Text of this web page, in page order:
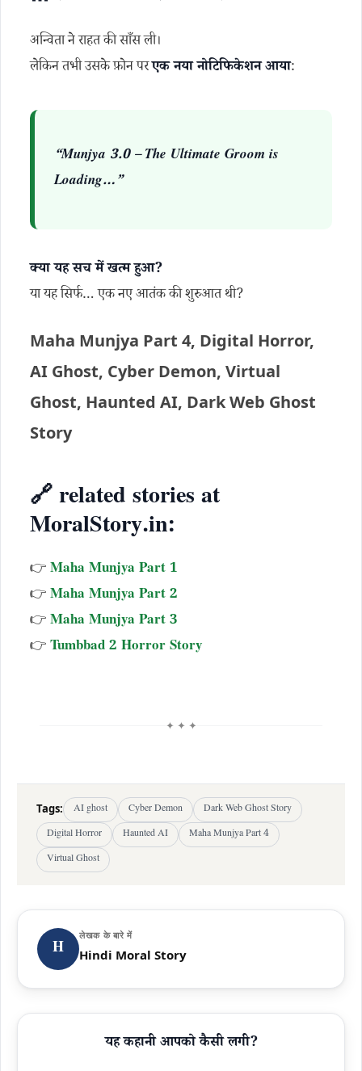
अन्विता ने राहत की साँस ली।
लेकिन तभी उसके फ़ोन परएक नया नोटिफिकेशन आया:
“Munjya 3.0 – The Ultimate Groom is
Loading…”
क्या यह सच में खत्म हुआ?
या यह सिर्फ… एक नए आतंक की शुरुआत थी?
Maha Munjya Part 4, Digital Horror,
AI Ghost, Cyber Demon, Virtual
Ghost, Haunted AI, Dark Web Ghost
Story
🔗 related stories at
MoralStory.in:
👉Maha Munjya Part 1
👉Maha Munjya Part 2
👉Maha Munjya Part 3
👉Tumbbad 2 Horror Story
✦ ✦ ✦
Tags: AI ghost Cyber Demon
Dark Web Ghost Story
Digital Horror
Haunted AI
Maha Munjya Part 4
Virtual Ghost
H
लेखक के बारे में
Hindi Moral Story
यह कहानी आपको कैसी लगी?